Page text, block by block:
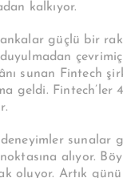
kalkıyor.
güçlü bir
sunan Fintech
geldi. Fintech’ler
sunalar
alıyor.
oluyor. Artık